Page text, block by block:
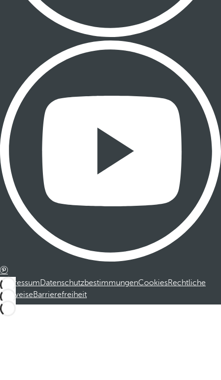
ImpressumDatenschutzbestimmungenCookiesRechtliche
HinweiseBarrierefreiheit